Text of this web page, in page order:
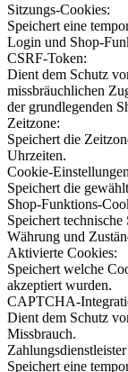
Sitzungs-Cookies:
Speichert eine
Login und Shop-
CSRF-Token:
Dient dem Schutz
missbräuchlichen
der grundlegenden
Zeitzone:
Speichert die
Uhrzeiten.
Cookie-
Speichert die
Shop-Funktions-
Speichert
Währung und
Aktivierte Cookies:
Speichert welche
akzeptiert wurden.
CAPTCHA-
Dient dem Schutz
Missbrauch.
Speichert eine